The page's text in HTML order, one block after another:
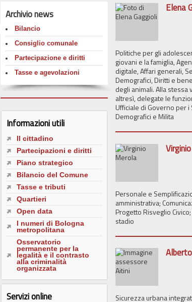
In questa pagina tutte le notizie e le informazioni relative ai
strategici ed alle attività istituzionali della municipalità, anche in
aperto (open data): servizi al cittadino, bilancio e società
e agevolazioni, quartieri e riforma del decentramento, rapporti
Consiglio Comunale.
Elena
Politiche per gli
giovani e la famiglia,
digitale, Affari generali,
Demografici, Diritti e
degli animali. Alla stessa
altresì, delegate le
Ufficiale di Governo per i
Demografici e Milita
Personale e
amministrativa;
Progetto Risveglio
stadio
Sicurezza urbana
Archivio news
Bilancio
Consiglio comunale
Partecipazione e diritti
Tasse e agevolazioni
Informazioni utili
Il cittadino
Partecipazioni e diritti
Piano strategico
Bilancio del Comune
Tasse e tributi
Quartieri
Open data
I numeri di Bologna
metropolitana
Osservatorio
permanente per la
legalità e il contrasto
alla criminalità
organizzata
Servizi online